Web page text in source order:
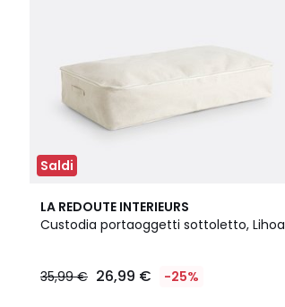
Saldi
LA REDOUTE INTERIEURS
Custodia portaoggetti sottoletto, Lihoa
35,99 € 26,99 € -25%
1
/